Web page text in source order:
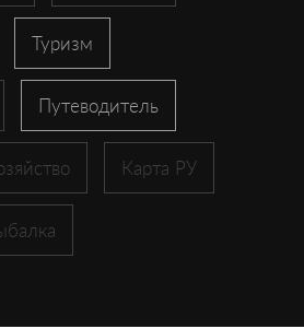
Туризм
Путеводитель
Карта РУ